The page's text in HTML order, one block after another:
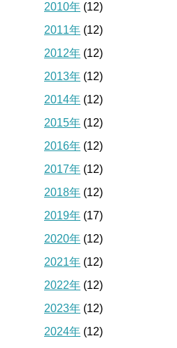
2010年 (12)
2011年 (12)
2012年 (12)
2013年 (12)
2014年 (12)
2015年 (12)
2016年 (12)
2017年 (12)
2018年 (12)
2019年 (17)
2020年 (12)
2021年 (12)
2022年 (12)
2023年 (12)
2024年 (12)